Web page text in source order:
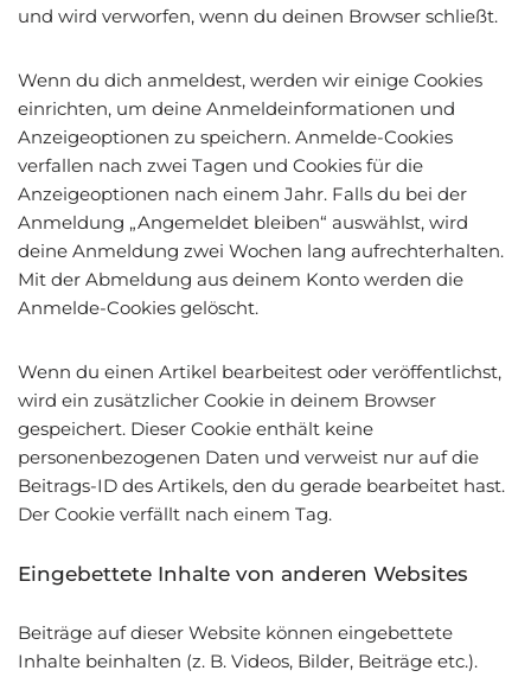
und wird verworfen, wenn du deinen Browser schließt.
Wenn du dich anmeldest, werden wir einige Cookies
einrichten, um deine Anmeldeinformationen und
Anzeigeoptionen zu speichern. Anmelde-Cookies
verfallen nach zwei Tagen und Cookies für die
Anzeigeoptionen nach einem Jahr. Falls du bei der
Anmeldung „Angemeldet bleiben“ auswählst, wird
deine Anmeldung zwei Wochen lang aufrechterhalten.
Mit der Abmeldung aus deinem Konto werden die
Anmelde-Cookies gelöscht.
Wenn du einen Artikel bearbeitest oder veröffentlichst,
wird ein zusätzlicher Cookie in deinem Browser
gespeichert. Dieser Cookie enthält keine
personenbezogenen Daten und verweist nur auf die
Beitrags-ID des Artikels, den du gerade bearbeitet hast.
Der Cookie verfällt nach einem Tag.
Eingebettete Inhalte von anderen Websites
Beiträge auf dieser Website können eingebettete
Inhalte beinhalten (z. B. Videos, Bilder, Beiträge etc.).